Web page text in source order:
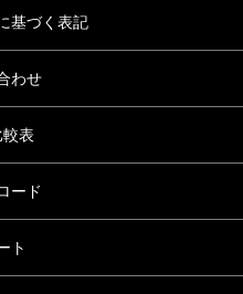
基づく表記
わせ
較表
ード
ト